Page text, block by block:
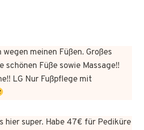
meinen Füßen. Großes
schönen Füße sowie Massage!!
LG Nur Fußpflege mit
hier super. Habe 47€ für Pediküre